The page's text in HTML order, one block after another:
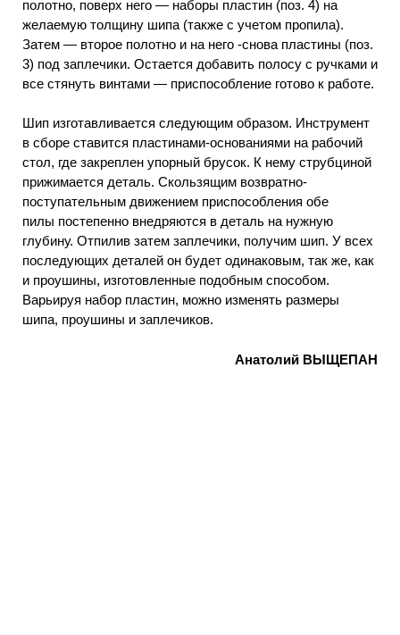
полотно, поверх него — наборы пластин (поз. 4) на
желаемую толщину шипа (также с учетом пропила).
Затем — второе полотно и на него -снова пластины (поз.
3) под заплечики. Остается добавить полосу с ручками и
все стянуть винтами — приспособление готово к работе.
Шип изготавливается следующим образом. Инструмент
в сборе ставится пластинами-основаниями на рабочий
стол, где закреплен упорный брусок. К нему струбциной
прижимается деталь. Скользящим возвратно-
поступательным движением приспособления обе
пилы постепенно внедряются в деталь на нужную
глубину. Отпилив затем заплечики, получим шип. У всех
последующих деталей он будет одинаковым, так же, как
и проушины, изготовленные подобным способом.
Варьируя набор пластин, можно изменять размеры
шипа, проушины и заплечиков.
Анатолий ВЫЩЕПАН